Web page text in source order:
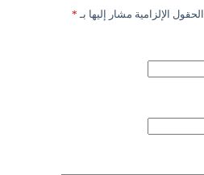
الحقول الإلزامية مشار إليها بـ *